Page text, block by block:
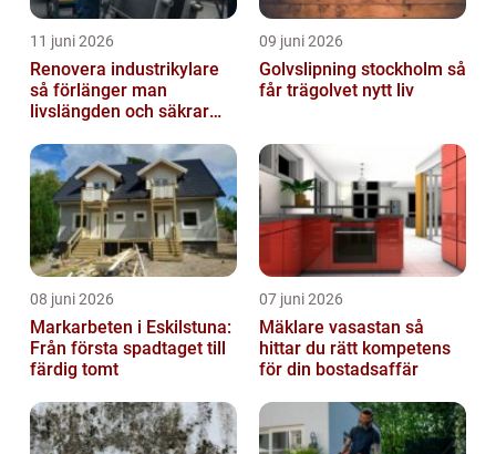
11 juni 2026
Renovera industrikylare
så förlänger man
livslängden och säkrar
09 juni 2026
Golvslipning stockholm så
får trägolvet nytt liv
08 juni 2026
Markarbeten i Eskilstuna:
Från första spadtaget till
färdig tomt
07 juni 2026
Mäklare vasastan så
hittar du rätt kompetens
för din bostadsaffär